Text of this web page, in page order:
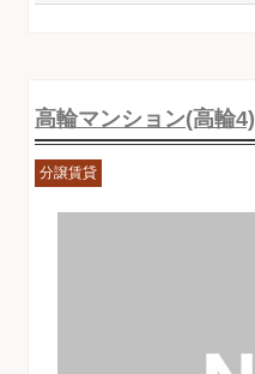
高輪マンション(高輪4)
分譲賃貸